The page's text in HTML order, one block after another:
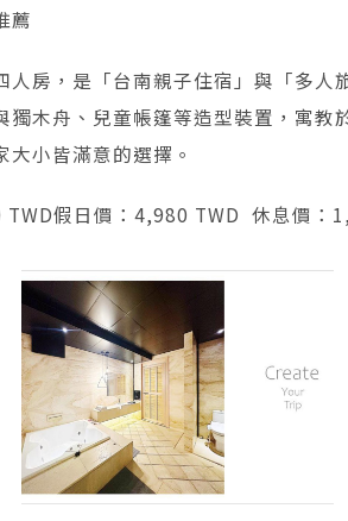
薦
房，是「台南親子住宿」與「多
木舟、兒童帳篷等造型裝置，寓
小皆滿意的選擇。
假日價：4,980 TWD 休息價：